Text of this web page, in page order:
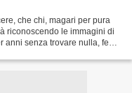
che chi, magari per pura
riconoscendo le immagini di
senza trovare nulla, feci